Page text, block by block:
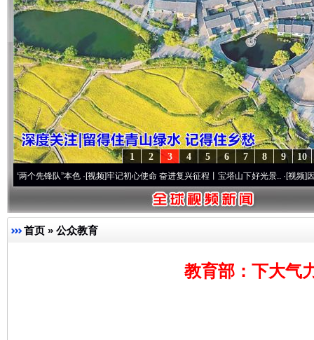
10
9
8
7
6
5
4
3
2
1
队”本色·[视频]牢记初心使命 奋进复兴征程丨宝塔山下好光景..·[视频]因党而生 为
首页 » 公众教育
教育部：下大气